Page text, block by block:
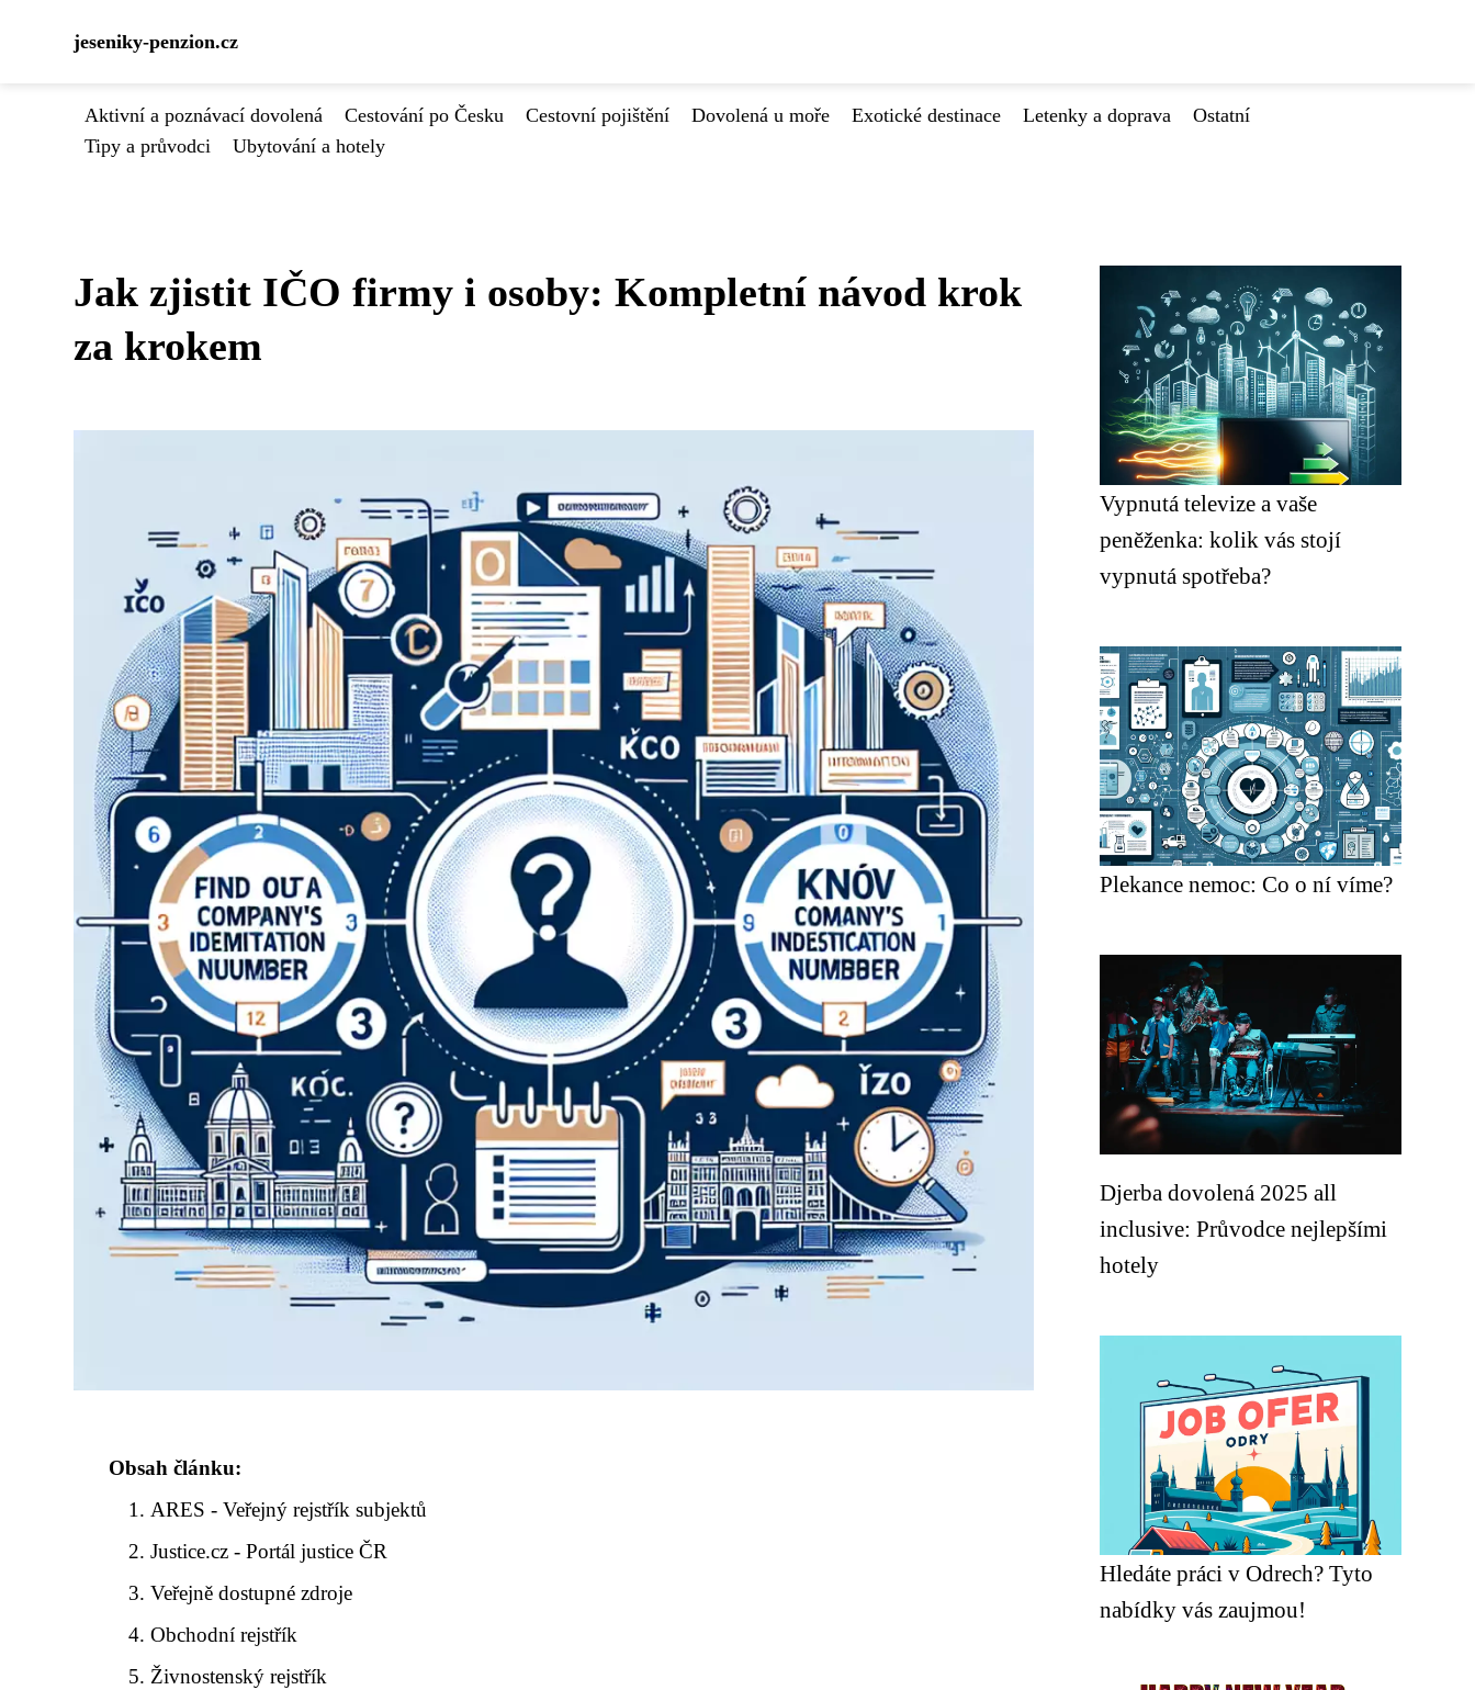
jeseniky-penzion.cz
Aktivní a poznávací dovolená Cestování po Česku Cestovní pojištění Dovolená u moře Exotické destinace Letenky a doprava
Ostatní
Tipy a průvodci
Ubytování a hotely
Jak zjistit IČO firmy i osoby: Kompletní návod krok
za krokem
Obsah článku:
ARES - Veřejný rejstřík subjektů
Justice.cz - Portál justice ČR
Veřejně dostupné zdroje
Obchodní rejstřík
Živnostenský rejstřík
Vypnutá televize a vaše
peněženka: kolik vás stojí
vypnutá spotřeba?
Plekance nemoc: Co o ní víme?
Djerba dovolená 2025 all
inclusive: Průvodce nejlepšími
hotely
Hledáte práci v Odrech? Tyto
nabídky vás zaujmou!